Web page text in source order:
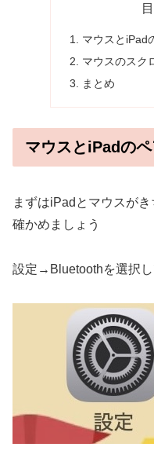
マウスとiPad
マウスのスク
まとめ
マウスとiPadの
まずはiPadとマウスが
確かめましょう
設定→Bluetoothを選択